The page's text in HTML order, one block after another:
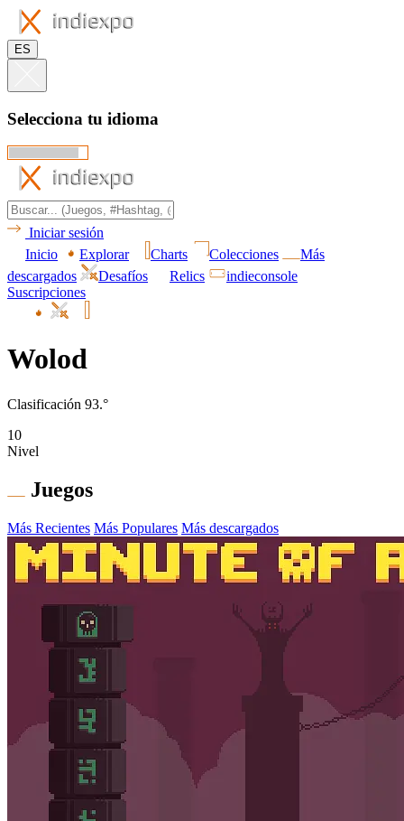
ES
Selecciona tu idioma
Iniciar sesión
Inicio
Explorar Charts Colecciones
Más
descargados
Desafíos Relics
indieconsole
Suscripciones
Wolod
Clasificación 93.°
10
Nivel
Juegos
Más Recientes Más Populares Más descargados